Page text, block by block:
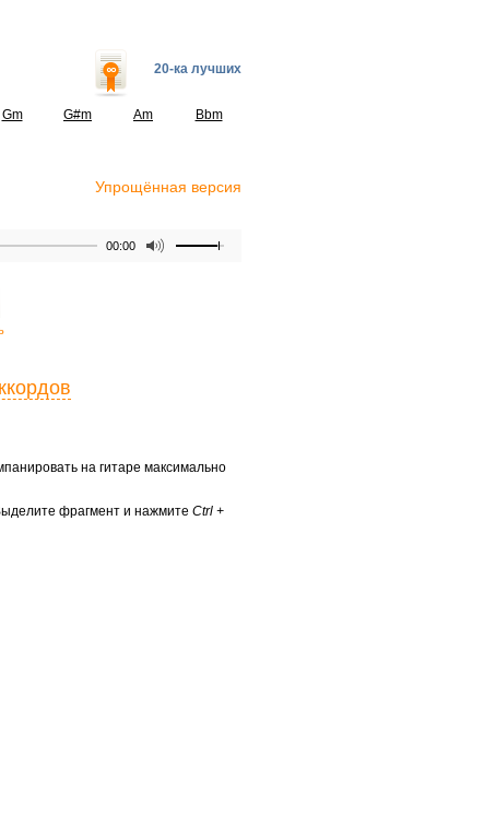
20-ка лучших
Gm G#m Am
Bbm
Упрощённая версия
00:00
на гитаре максимально
фрагмент и нажмите Ctrl +